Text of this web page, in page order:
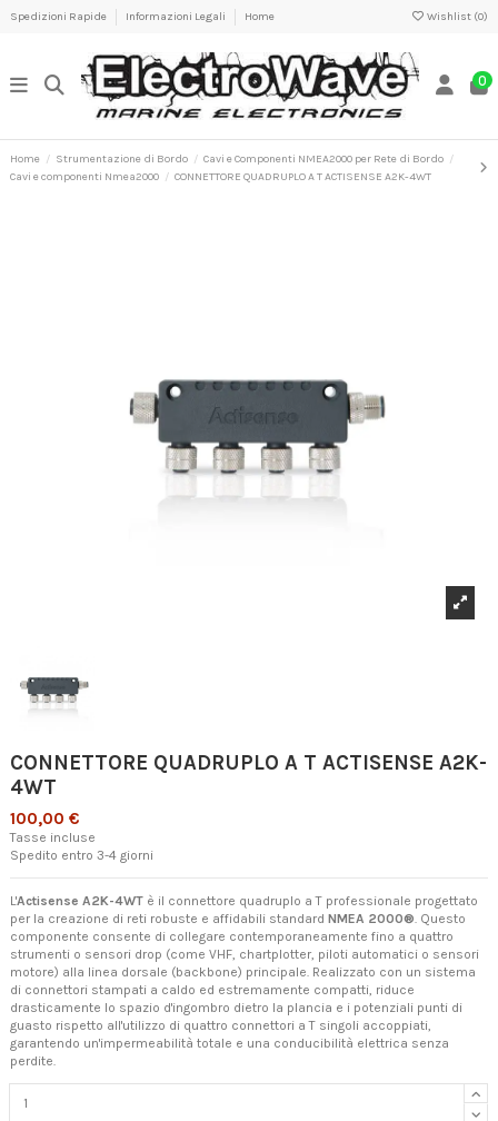
Spedizioni Rapide Informazioni Legali Home Wishlist (0)
0
Home Strumentazione di Bordo
Cavi e Componenti NMEA2000 per Rete di Bordo
Cavi e componenti Nmea2000
CONNETTORE QUADRUPLO A T ACTISENSE A2K-4WT
CONNETTORE QUADRUPLO A T ACTISENSE A2K-
4WT
100,00 €
Tasse incluse
Spedito entro 3-4 giorni
L'Actisense A2K-4WT è il connettore quadruplo a T professionale progettato
per la creazione di reti robuste e affidabili standard NMEA 2000®. Questo
componente consente di collegare contemporaneamente fino a quattro
strumenti o sensori drop (come VHF, chartplotter, piloti automatici o sensori
motore) alla linea dorsale (backbone) principale. Realizzato con un sistema
di connettori stampati a caldo ed estremamente compatti, riduce
drasticamente lo spazio d'ingombro dietro la plancia e i potenziali punti di
guasto rispetto all'utilizzo di quattro connettori a T singoli accoppiati,
garantendo un'impermeabilità totale e una conducibilità elettrica senza
perdite.